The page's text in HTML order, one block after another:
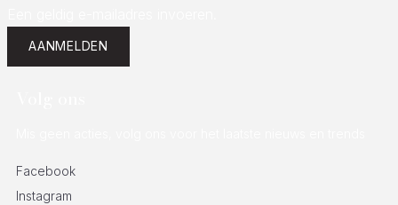
AANMELDEN
Facebook
Instagram